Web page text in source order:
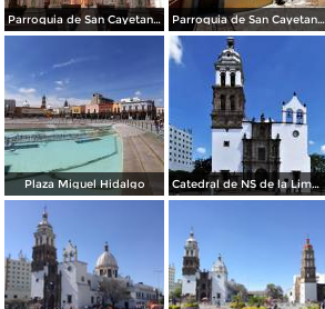
Parroquia de San Cayetano Confesor Parroquia de San Cayetano Confesor
Plaza Miguel Hidalgo Catedral de NS de la Limpia Concepción de María